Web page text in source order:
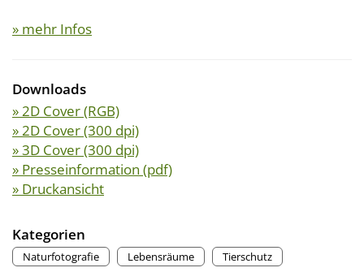
» mehr Infos
Downloads
» 2D Cover (RGB)
» 2D Cover (300 dpi)
» 3D Cover (300 dpi)
» Presseinformation (pdf)
» Druckansicht
Kategorien
Naturfotografie Lebensräume
Tierschutz